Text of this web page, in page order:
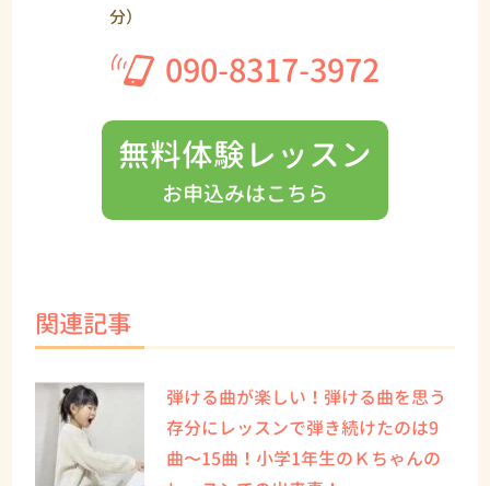
分）
090-8317-3972
無料体験レッスン
お申込みはこちら
関連記事
弾ける曲が楽しい！弾ける曲を思う
存分にレッスンで弾き続けたのは9
曲〜15曲！小学1年生のＫちゃんの